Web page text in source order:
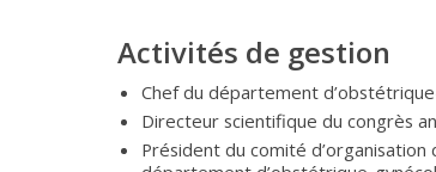
Activités de gestion
Chef du département
Directeur scientifique du congrès
Président du comité